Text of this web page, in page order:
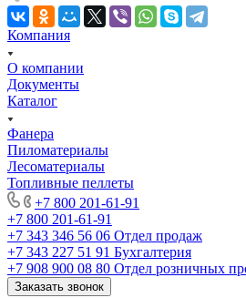
Компания
О компании
Документы
Каталог
Фанера
Пиломатериалы
Лесоматериалы
Топливные пеллеты
+7 800 201-61-91
+7 800 201-61-91
+7 343 346 56 06 Отдел продаж
+7 343 227 51 91 Бухгалтерия
+7 908 900 08 80 Отдел розничных
Заказать звонок